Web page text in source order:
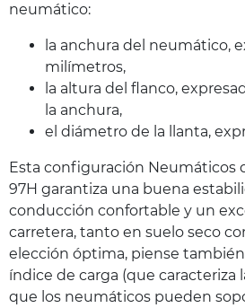
neumático:
la anchura del neumático,
milímetros,
la altura del flanco,
la anchura,
el diámetro de la llanta,
Esta configuración Neumáticos
97H garantiza una buena
conducción confortable y un
carretera, tanto en suelo seco
elección óptima, piense
índice de carga (que caracteriza
que los neumáticos pueden